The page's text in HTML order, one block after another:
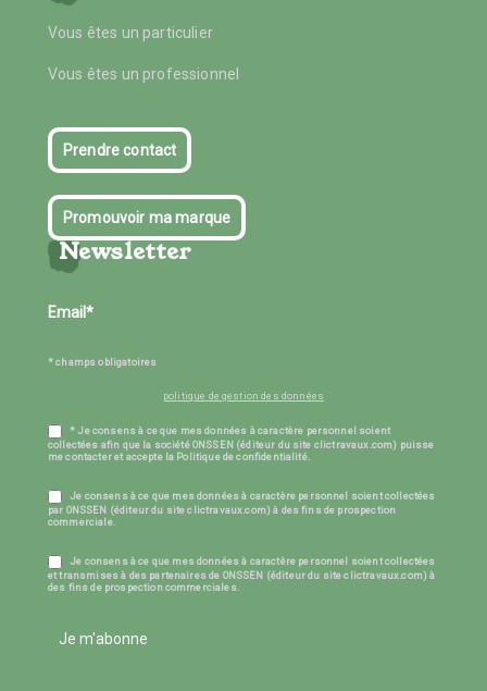
Vous êtes un particulier
Vous êtes un professionnel
Prendre contact
Promouvoir ma marque
Newsletter
* champs obligatoires
politique de gestion des données
* Je consens à ce que mes données à caractère personnel soient
collectées afin que la société ONSSEN (éditeur du site clictravaux.com) puisse
me contacter et accepte la Politique de confidentialité.
Je consens à ce que mes données à caractère personnel soient collectées
par ONSSEN (éditeur du site clictravaux.com) à des fins de prospection
commerciale.
Je consens à ce que mes données à caractère personnel soient collectées
et transmises à des partenaires de ONSSEN (éditeur du site clictravaux.com) à
des fins de prospection commerciales.
Je m'abonne